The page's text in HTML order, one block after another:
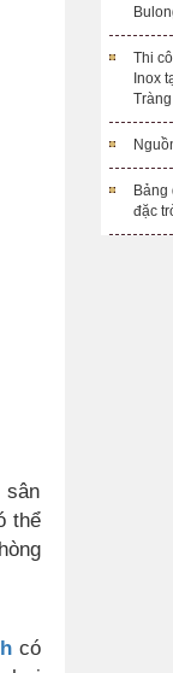
thể
có
Thi
Inox
đặc